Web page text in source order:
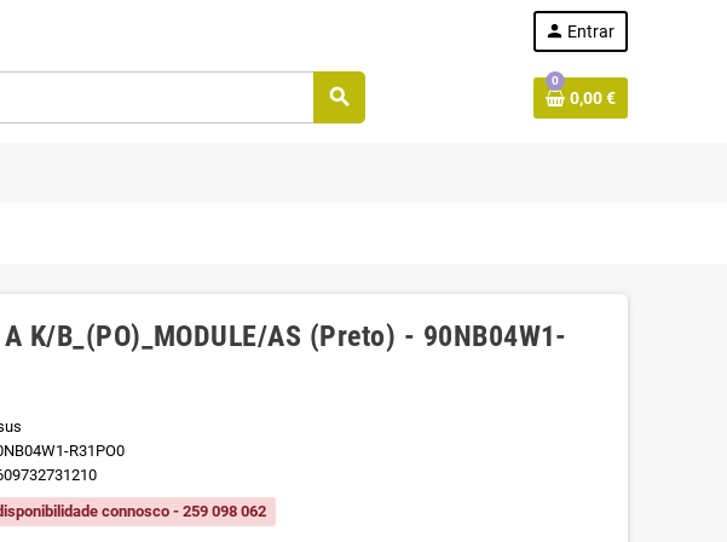
person Entrar
search
0
0,00 €
K/B_(PO)_MODULE/AS (Preto) - 90NB04W1-
R31PO0
connosco - 259 098 062